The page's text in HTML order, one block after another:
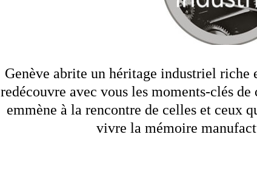
Genève abrite un héritage industriel riche
redécouvre avec vous les moments-clés
emmène à la rencontre de celles et ceux
vivre la mémoire